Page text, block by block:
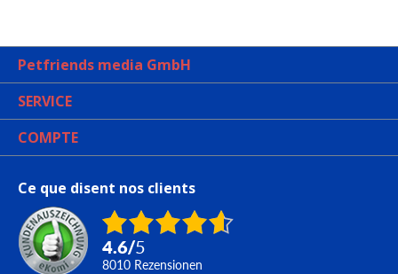
Petfriends media GmbH
SERVICE
COMPTE
Ce que disent nos clients
4.6/5
8010 Rezensionen